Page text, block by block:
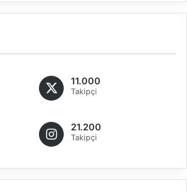
11.000
Takipçi
21.200
Takipçi